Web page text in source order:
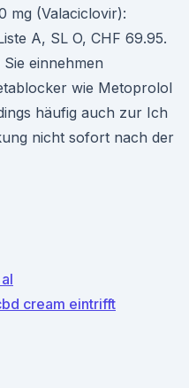
mg (Valaciclovir):
A, SL O, CHF 69.95.
einnehmen
wie Metoprolol
häufig auch zur Ich
nicht sofort nach der
cream eintrifft